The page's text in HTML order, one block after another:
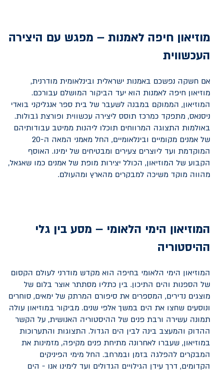
מוזיאון חיפה לאמנות – מפגש עם היצירה
העכשווית
אם חשקה נפשכם באמנות ישראלית ובינלאומית מודרנית,
מוזיאון חיפה לאמנות הוא יעד הביקור המושלם עבורכם.
המוזיאון, הממוקם במבנה לשעבר של בית ספר אנגליקני בואדי
ניסנאס, מתפקד כמרכז תוסס ליצירה עכשווית ופורצת גבולות.
באולמות התצוגה המרווחים תוכלו ליהנות ממיטב עבודותיהם
של אמנים מקומיים ובינלאומיים, החל מאמני המאה ה-20
המוקדמת ועד ליוצרים צעירים ומבטיחים של ימינו. האוסף
הקבוע של המוזיאון, הכולל יצירות מופת של אמנים כמו שאגאל,
מהווה מוקד משיכה למבקרים מהארץ ומהעולם.
המוזיאון הימי הלאומי – מסע בין גלי
ההיסטוריה
המוזיאון הימי הלאומי בחיפה הוא מקדש מודרני לעולם הקסום
של הספנות והים התיכון. בין כתליו מסתתר אוצר בלום של
מוצגים נדירים, המספרים את סיפורם המרתק של ימאים, סוחרים
ונוסעים שחצו את הים במשך אלפי שנים. מביקור במוזיאון עולה
תמונה עשירה ורבת פנים של ההיסטוריה האנושית, על הקשר
ההדוק והמעצב בינה לבין הים הגדול. התצוגות והתערוכות
במוזיאון, שעברו לאחרונה מתיחת פנים מקיפה, מזמינות את
המבקרים להפלגה בזמן ובמרחב. החל מימי הפיניקים
הקדומים, דרך עידן הגילויים הגדולים ועד לימינו אנו - הים